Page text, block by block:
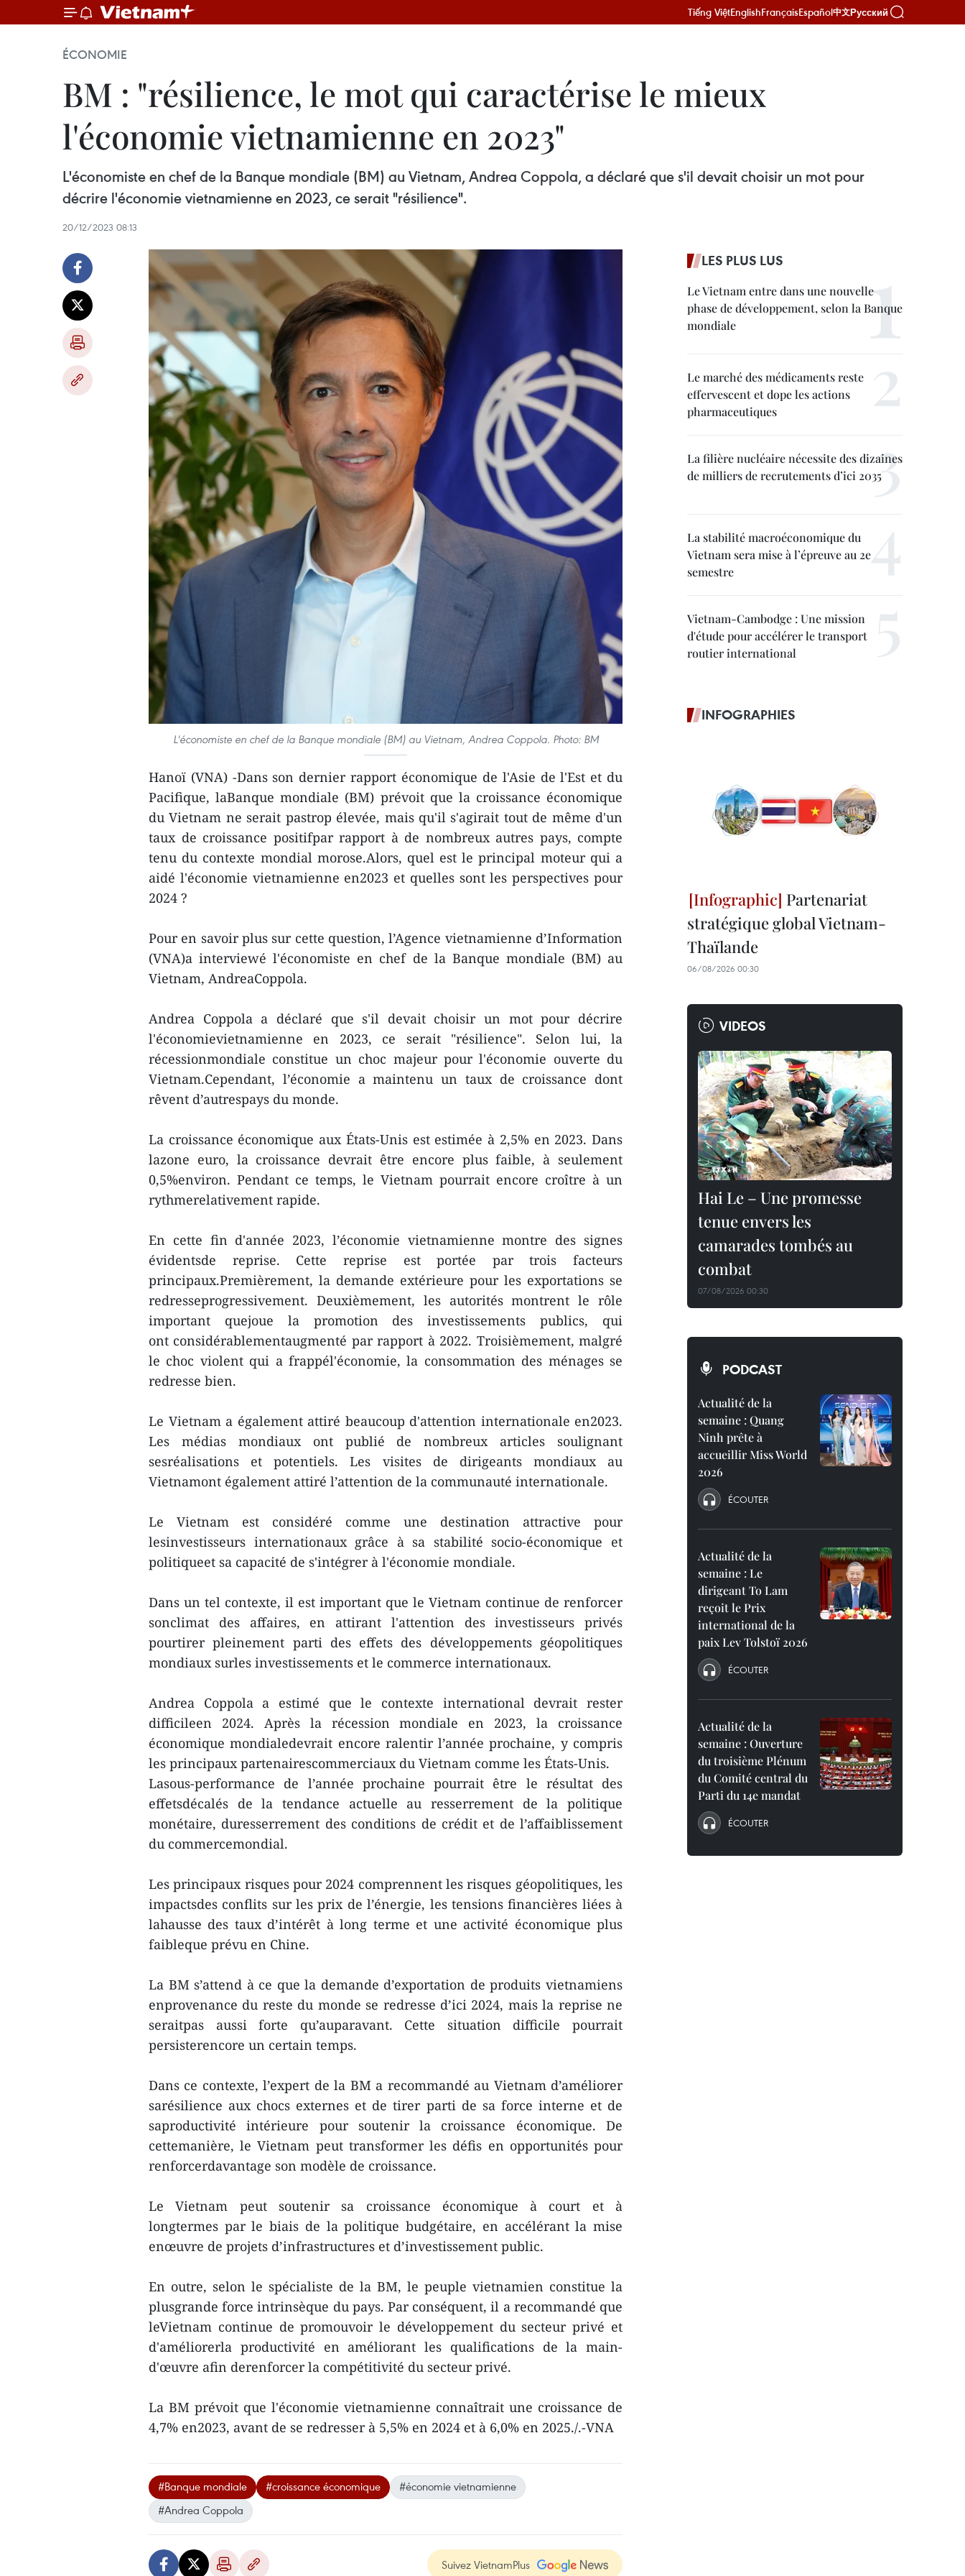
Tiếng ViệtEnglishFrançaisEspañol中文Русский
ÉCONOMIE
BM : "résilience, le mot qui caractérise le mieux
l'économie vietnamienne en 2023"
L'économiste en chef de la Banque mondiale (BM) au Vietnam, Andrea Coppola, a déclaré que s'il devait choisir un mot pour
décrire l'économie vietnamienne en 2023, ce serait "résilience".
20/12/2023 08:13
L'économiste en chef de la Banque mondiale (BM) au Vietnam, Andrea Coppola. Photo: BM
Hanoï (VNA) -Dans son dernier rapport économique de l'Asie de l'Est et du
Pacifique, laBanque mondiale (BM) prévoit que la croissance économique
du Vietnam ne serait pastrop élevée, mais qu'il s'agirait tout de même d'un
taux de croissance positifpar rapport à de nombreux autres pays, compte
tenu du contexte mondial morose.Alors, quel est le principal moteur qui a
aidé l'économie vietnamienne en2023 et quelles sont les perspectives pour
2024 ?
Pour en savoir plus sur cette question, l’Agence vietnamienne d’Information
(VNA)a interviewé l'économiste en chef de la Banque mondiale (BM) au
Vietnam, AndreaCoppola.
Andrea Coppola a déclaré que s'il devait choisir un mot pour décrire
l'économievietnamienne en 2023, ce serait "résilience". Selon lui, la
récessionmondiale constitue un choc majeur pour l'économie ouverte du
Vietnam.Cependant, l’économie a maintenu un taux de croissance dont
rêvent d’autrespays du monde.
La croissance économique aux États-Unis est estimée à 2,5% en 2023. Dans
lazone euro, la croissance devrait être encore plus faible, à seulement
0,5%environ. Pendant ce temps, le Vietnam pourrait encore croître à un
rythmerelativement rapide.
En cette fin d'année 2023, l’économie vietnamienne montre des signes
évidentsde reprise. Cette reprise est portée par trois facteurs
principaux.Premièrement, la demande extérieure pour les exportations se
redresseprogressivement. Deuxièmement, les autorités montrent le rôle
important quejoue la promotion des investissements publics, qui
ont considérablementaugmenté par rapport à 2022. Troisièmement, malgré
le choc violent qui a frappél'économie, la consommation des ménages se
redresse bien.
Le Vietnam a également attiré beaucoup d'attention internationale en2023.
Les médias mondiaux ont publié de nombreux articles soulignant
sesréalisations et potentiels. Les visites de dirigeants mondiaux au
Vietnamont également attiré l’attention de la communauté internationale.
Le Vietnam est considéré comme une destination attractive pour
lesinvestisseurs internationaux grâce à sa stabilité socio-économique et
politiqueet sa capacité de s'intégrer à l'économie mondiale.
Dans un tel contexte, il est important que le Vietnam continue de renforcer
sonclimat des affaires, en attirant l'attention des investisseurs privés
pourtirer pleinement parti des effets des développements géopolitiques
mondiaux surles investissements et le commerce internationaux.
Andrea Coppola a estimé que le contexte international devrait rester
difficileen 2024. Après la récession mondiale en 2023, la croissance
économique mondialedevrait encore ralentir l’année prochaine, y compris
les principaux partenairescommerciaux du Vietnam comme les États-Unis.
Lasous-performance de l’année prochaine pourrait être le résultat des
effetsdécalés de la tendance actuelle au resserrement de la politique
monétaire, duresserrement des conditions de crédit et de l’affaiblissement
du commercemondial.
Les principaux risques pour 2024 comprennent les risques géopolitiques, les
impactsdes conflits sur les prix de l’énergie, les tensions financières liées à
lahausse des taux d’intérêt à long terme et une activité économique plus
faibleque prévu en Chine.
La BM s’attend à ce que la demande d’exportation de produits vietnamiens
enprovenance du reste du monde se redresse d’ici 2024, mais la reprise ne
seraitpas aussi forte qu’auparavant. Cette situation difficile pourrait
persisterencore un certain temps.
Dans ce contexte, l’expert de la BM a recommandé au Vietnam d’améliorer
sarésilience aux chocs externes et de tirer parti de sa force interne et de
saproductivité intérieure pour soutenir la croissance économique. De
cettemanière, le Vietnam peut transformer les défis en opportunités pour
renforcerdavantage son modèle de croissance.
Le Vietnam peut soutenir sa croissance économique à court et à
longtermes par le biais de la politique budgétaire, en accélérant la mise
enœuvre de projets d’infrastructures et d’investissement public.
En outre, selon le spécialiste de la BM, le peuple vietnamien constitue la
plusgrande force intrinsèque du pays. Par conséquent, il a recommandé que
leVietnam continue de promouvoir le développement du secteur privé et
d'améliorerla productivité en améliorant les qualifications de la main-
d'œuvre afin derenforcer la compétitivité du secteur privé.
La BM prévoit que l'économie vietnamienne connaîtrait une croissance de
4,7% en2023, avant de se redresser à 5,5% en 2024 et à 6,0% en 2025./.-VNA
#Banque mondiale #croissance économique
#économie vietnamienne
#Andrea Coppola
Suivez VietnamPlus
LES PLUS LUS
Le Vietnam entre dans une nouvelle
phase de développement, selon la Banque
mondiale
Le marché des médicaments reste
effervescent et dope les actions
pharmaceutiques
La filière nucléaire nécessite des dizaines
de milliers de recrutements d’ici 2035
La stabilité macroéconomique du
Vietnam sera mise à l’épreuve au 2e
semestre
Vietnam-Cambodge : Une mission
d'étude pour accélérer le transport
routier international
INFOGRAPHIES
Partenariat
stratégique global Vietnam-
Thaïlande
06/08/2026 00:30
VIDEOS
Hai Le – Une promesse
tenue envers les
camarades tombés au
combat
07/08/2026 00:30
PODCAST
Actualité de la
semaine : Quang
Ninh prête à
accueillir Miss World
2026
ÉCOUTER
Actualité de la
semaine : Le
dirigeant To Lam
reçoit le Prix
international de la
paix Lev Tolstoï 2026
ÉCOUTER
Actualité de la
semaine : Ouverture
du troisième Plénum
du Comité central du
Parti du 14e mandat
ÉCOUTER